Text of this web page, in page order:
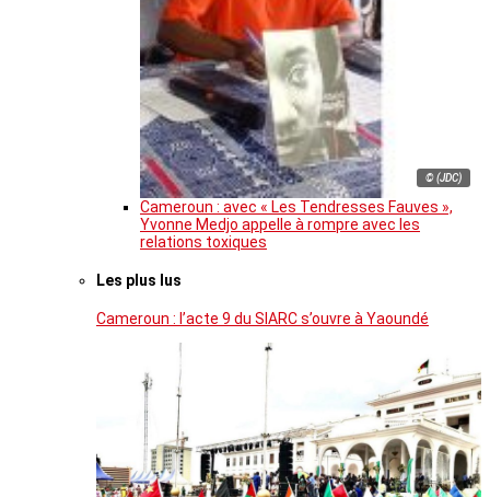
© (JDC)
Cameroun : avec « Les Tendresses Fauves »,
Yvonne Medjo appelle à rompre avec les
relations toxiques
Les plus lus
Cameroun : l’acte 9 du SIARC s’ouvre à Yaoundé